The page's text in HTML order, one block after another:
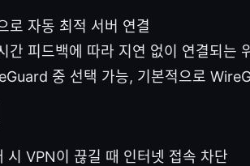
로 자동 최적 서버 연결
간 피드백에 따라 지연 없이 연결되는
중 선택 가능, 기본적으로
VPN이 끊길 때 인터넷 접속 차단